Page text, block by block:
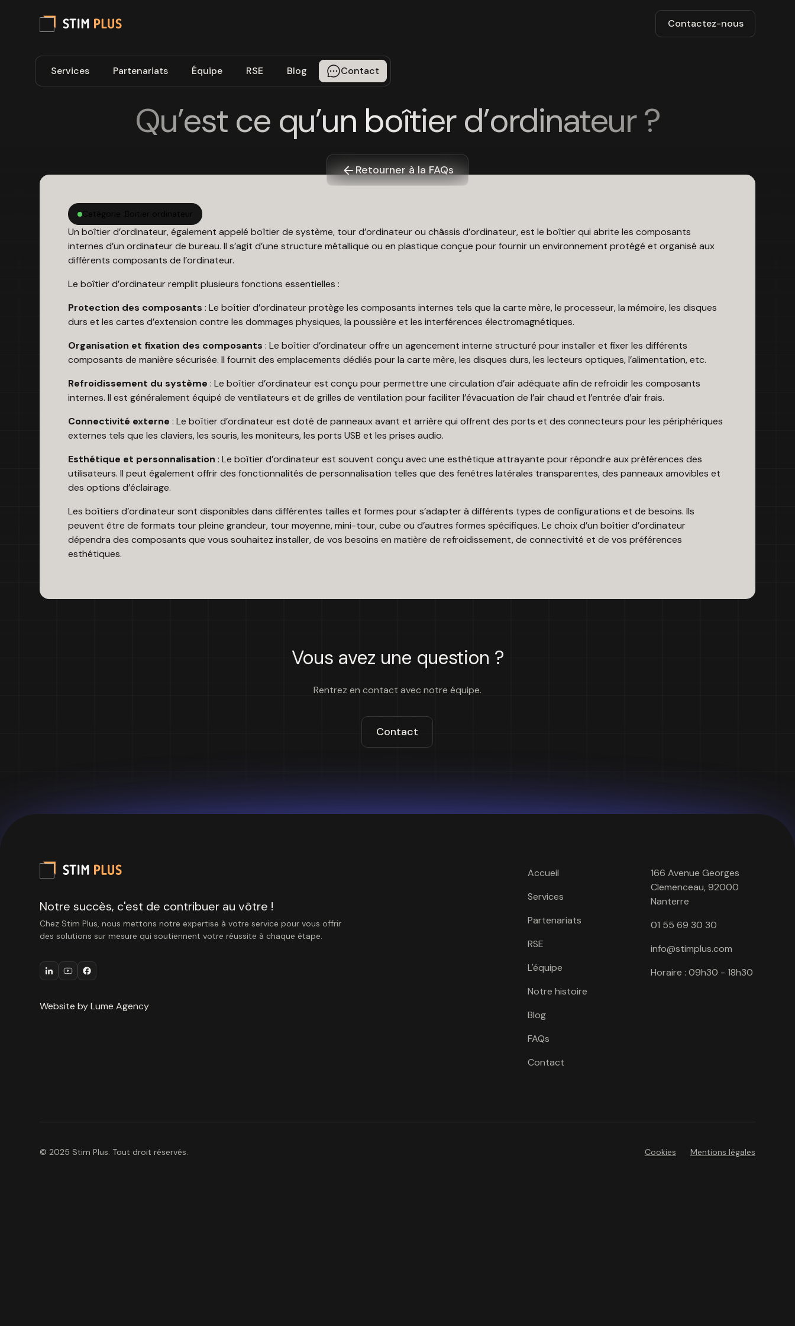
Contactez-nous
Services Partenariats Équipe RSE Blog Contact
Qu’est ce qu’un boîtier d’ordinateur ?
Retourner à la FAQs
Un boîtier d’ordinateur, également appelé boîtier de système, tour d’ordinateur ou châssis d’ordinateur, est le boîtier qui abrite les composants
internes d’un ordinateur de bureau. Il s’agit d’une structure métallique ou en plastique conçue pour fournir un environnement protégé et organisé aux
différents composants de l’ordinateur.
Le boîtier d’ordinateur remplit plusieurs fonctions essentielles :
Protection des composants : Le boîtier d’ordinateur protège les composants internes tels que la carte mère, le processeur, la mémoire, les disques
durs et les cartes d’extension contre les dommages physiques, la poussière et les interférences électromagnétiques.
Organisation et fixation des composants : Le boîtier d’ordinateur offre un agencement interne structuré pour installer et fixer les différents
composants de manière sécurisée. Il fournit des emplacements dédiés pour la carte mère, les disques durs, les lecteurs optiques, l’alimentation, etc.
Refroidissement du système : Le boîtier d’ordinateur est conçu pour permettre une circulation d’air adéquate afin de refroidir les composants
internes. Il est généralement équipé de ventilateurs et de grilles de ventilation pour faciliter l’évacuation de l’air chaud et l’entrée d’air frais.
Connectivité externe : Le boîtier d’ordinateur est doté de panneaux avant et arrière qui offrent des ports et des connecteurs pour les périphériques
externes tels que les claviers, les souris, les moniteurs, les ports USB et les prises audio.
Esthétique et personnalisation : Le boîtier d’ordinateur est souvent conçu avec une esthétique attrayante pour répondre aux préférences des
utilisateurs. Il peut également offrir des fonctionnalités de personnalisation telles que des fenêtres latérales transparentes, des panneaux amovibles et
des options d’éclairage.
Les boîtiers d’ordinateur sont disponibles dans différentes tailles et formes pour s’adapter à différents types de configurations et de besoins. Ils
peuvent être de formats tour pleine grandeur, tour moyenne, mini-tour, cube ou d’autres formes spécifiques. Le choix d’un boîtier d’ordinateur
dépendra des composants que vous souhaitez installer, de vos besoins en matière de refroidissement, de connectivité et de vos préférences
esthétiques.
Vous avez une question ?
Rentrez en contact avec notre équipe.
Contact
Notre succès, c'est de contribuer au vôtre !
Chez Stim Plus, nous mettons notre expertise à votre service pour vous offrir
des solutions sur mesure qui soutiennent votre réussite à chaque étape.
Website by Lume Agency
Accueil
Services
Partenariats
RSE
L'équipe
Notre histoire
Blog
FAQs
Contact
166 Avenue Georges
Clemenceau, 92000
Nanterre
01 55 69 30 30
info@stimplus.com
Horaire : 09h30 - 18h30
© 2025 Stim Plus. Tout droit réservés. Cookies Mentions légales